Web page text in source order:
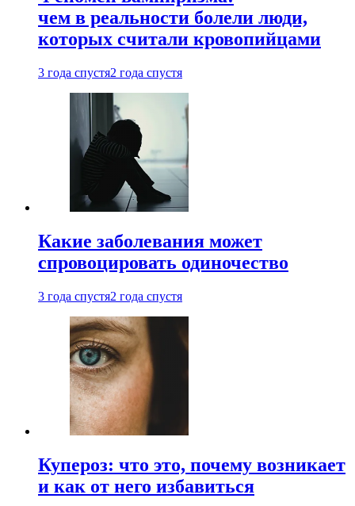
чем в реальности болели люди,
которых считали кровопийцами
3 года спустя2 года спустя
Какие заболевания может
спровоцировать одиночество
3 года спустя2 года спустя
Купероз: что это, почему возникает
и как от него избавиться